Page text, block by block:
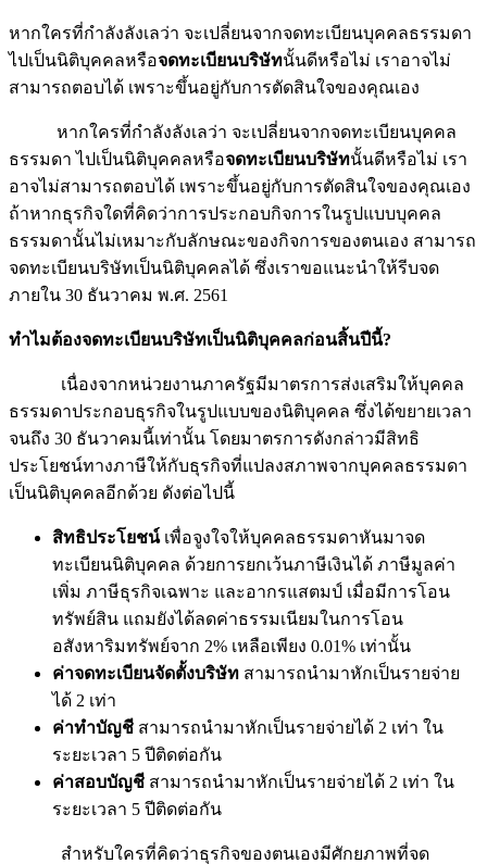
หากใครที่กำลังลังเลว่า จะเปลี่ยนจากจดทะเบียนบุคคลธรรมดา
ไปเป็นนิติบุคคลหรือจดทะเบียนบริษัทนั้นดีหรือไม่ เราอาจไม่
สามารถตอบได้ เพราะขึ้นอยู่กับการตัดสินใจของคุณเอง
หากใครที่กำลังลังเลว่า จะเปลี่ยนจากจดทะเบียนบุคคล
ธรรมดา ไปเป็นนิติบุคคลหรือจดทะเบียนบริษัทนั้นดีหรือไม่ เรา
อาจไม่สามารถตอบได้ เพราะขึ้นอยู่กับการตัดสินใจของคุณเอง
ถ้าหากธุรกิจใดที่คิดว่าการประกอบกิจการในรูปแบบบุคคล
ธรรมดานั้นไม่เหมาะกับลักษณะของกิจการของตนเอง สามารถ
จดทะเบียนบริษัทเป็นนิติบุคคลได้ ซึ่งเราขอแนะนำให้รีบจด
ภายใน 30 ธันวาคม พ.ศ. 2561
ทำไมต้องจดทะเบียนบริษัทเป็นนิติบุคคลก่อนสิ้นปีนี้?
เนื่องจากหน่วยงานภาครัฐมีมาตรการส่งเสริมให้บุคคล
ธรรมดาประกอบธุรกิจในรูปแบบของนิติบุคคล ซึ่งได้ขยายเวลา
จนถึง 30 ธันวาคมนี้เท่านั้น โดยมาตรการดังกล่าวมีสิทธิ
ประโยชน์ทางภาษีให้กับธุรกิจที่แปลงสภาพจากบุคคลธรรมดา
เป็นนิติบุคคลอีกด้วย ดังต่อไปนี้
สิทธิประโยชน์เพื่อจูงใจให้บุคคลธรรมดาหันมาจด
ทะเบียนนิติบุคคล ด้วยการยกเว้นภาษีเงินได้ ภาษีมูลค่า
เพิ่ม ภาษีธุรกิจเฉพาะ และอากรแสตมป์ เมื่อมีการโอน
ทรัพย์สิน แถมยังได้ลดค่าธรรมเนียมในการโอน
อสังหาริมทรัพย์จาก 2% เหลือเพียง 0.01% เท่านั้น
ค่าจดทะเบียนจัดตั้งบริษัท สามารถนำมาหักเป็นรายจ่าย
ได้ 2 เท่า
ค่าทำบัญชี สามารถนำมาหักเป็นรายจ่ายได้ 2 เท่า ใน
ระยะเวลา 5 ปีติดต่อกัน
ค่าสอบบัญชี สามารถนำมาหักเป็นรายจ่ายได้ 2 เท่า ใน
ระยะเวลา 5 ปีติดต่อกัน
สำหรับใครที่คิดว่าธุรกิจของตนเองมีศักยภาพที่จด